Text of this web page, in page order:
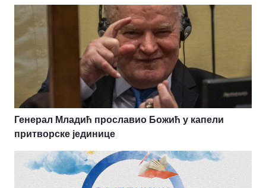
Генерал Младић прославио Божић у капели
притворске јединице